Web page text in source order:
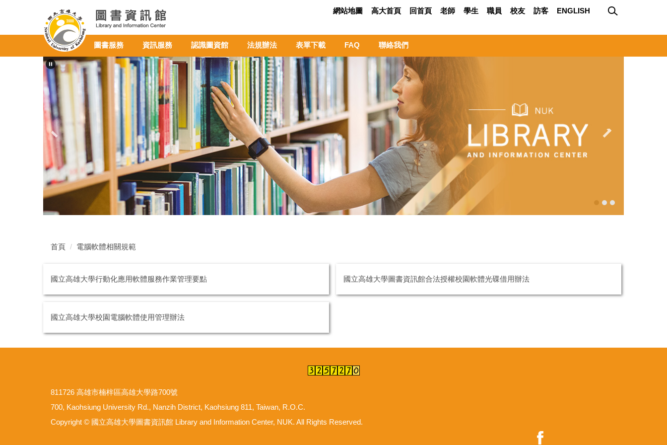
圖書服務 資訊服務 認識圖資館 法規辦法 表單下載 FAQ 聯絡我們
網站地圖 高大首頁 回首頁 老師 學生 職員 校友 訪客 ENGLISH
首頁 電腦軟體相關規範
國立高雄大學行動化應用軟體服務作業管理要點 國立高雄大學圖書資訊館合法授權校園軟體光碟借用辦法
國立高雄大學校園電腦軟體使用管理辦法
811726 高雄市楠梓區高雄大學路700號
700, Kaohsiung University Rd., Nanzih District, Kaohsiung 811, Taiwan, R.O.C.
Copyright © 國立高雄大學圖書資訊館 Library and Information Center, NUK. All Rights Reserved.